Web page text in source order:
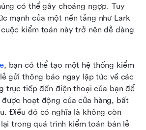
có thể gây choáng ngợp. Tuy
mạnh của một nền tảng như Lark
kiểm toán này trở nên dễ dàng
, bạn có thể tạo một hệ thống kiểm
gửi thông báo ngay lập tức về các
trực tiếp đến điện thoại của bạn để
hoạt động của cửa hàng, bất
Điều đó có nghĩa là không còn
trong quá trình kiểm toán bán lẻ